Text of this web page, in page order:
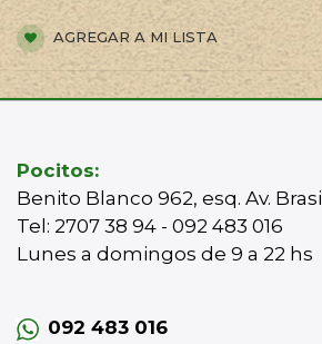
AGREGAR A MI LISTA
Pocitos:
Benito Blanco 962, esq. Av. Brasil
Tel: 2707 38 94 - 092 483 016
Lunes a domingos de 9 a 22 hs
092 483 016